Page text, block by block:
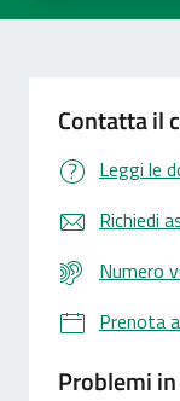
Contatta il
Leggi le
Richiedi
Numero
Prenota
Problemi